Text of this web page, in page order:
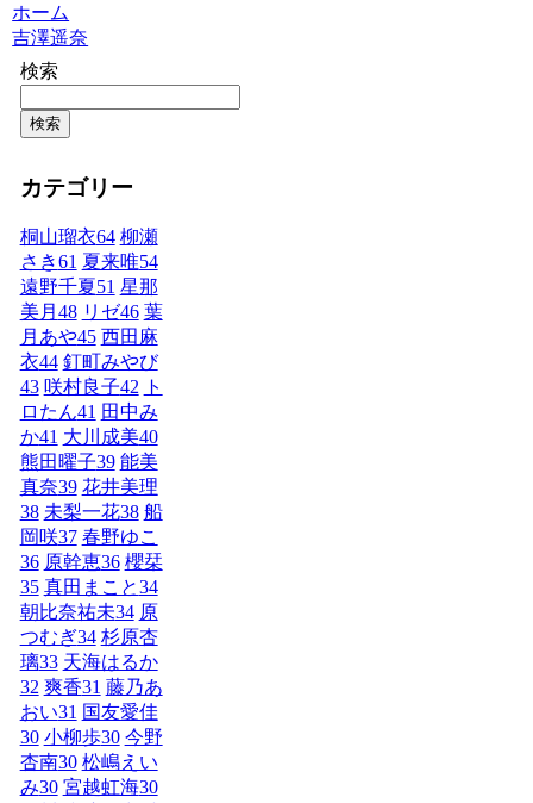
ホーム
吉澤遥奈
検索
検索
カテゴリー
桐山瑠衣64 柳瀬
さき61 夏来唯54
遠野千夏 51 星那
美月 48 リゼ46 葉
月あや45 西田麻
衣44 釘町みやび
43 咲村良子42
ト
ロたん41 田中み
か41 大川成美40
熊田曜子39 能美
真奈39 花井美理
38 未梨一花38 船
岡咲37 春野ゆこ
36 原幹恵36 櫻栞
35 真田まこと34
朝比奈祐未34 原
つむぎ34 杉原杏
璃33 天海はるか
32 爽香31 藤乃あ
おい31 国友愛佳
30 小柳歩30 今野
杏南30 松嶋えい
み30 宮越虹海30